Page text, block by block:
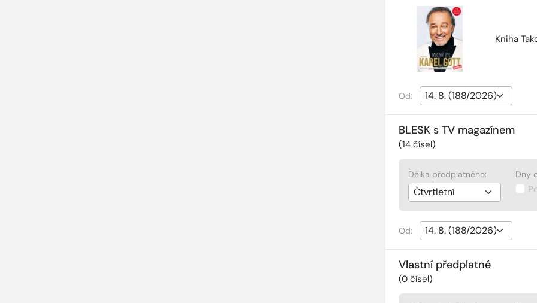
Kniha
Od:
BLESK s TV magazínem
(14čísel)
Délka předplatného: Dny
Od:
Vlastní předplatné
(0čísel)